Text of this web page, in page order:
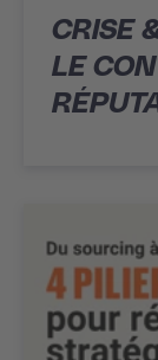
CRISE
LE